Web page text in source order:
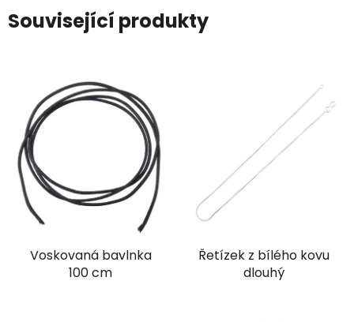
Související produkty
Voskovaná bavlnka
100 cm
Řetízek z bílého kovu
dlouhý